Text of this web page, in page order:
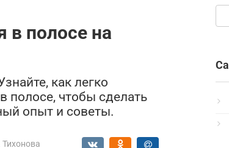
в полосе на
как легко
полосе, чтобы сделать
опыт и советы.
Тихонова